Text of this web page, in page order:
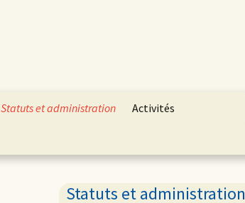
Statuts et administration Activités
Statuts et administration